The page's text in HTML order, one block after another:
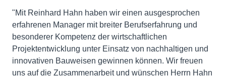
"Mit Reinhard Hahn haben wir einen ausgesprochen
erfahrenen Manager mit breiter Berufserfahrung und
besonderer Kompetenz der wirtschaftlichen
Projektentwicklung unter Einsatz von nachhaltigen und
innovativen Bauweisen gewinnen können. Wir freuen
uns auf die Zusammenarbeit und wünschen Herrn Hahn